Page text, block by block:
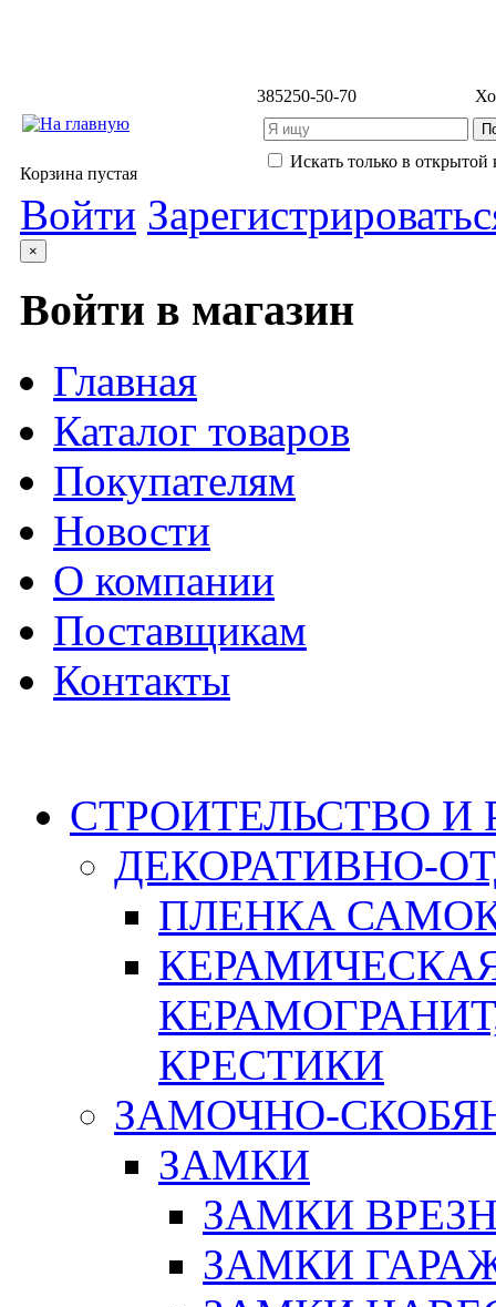
385250-50-70
Искать только в открытой
Корзина пустая
Войти
×
Войти в магазин
Главная
Каталог товаров
Покупателям
Новости
О компании
Поставщикам
Контакты
СТРОИТЕЛЬСТВО И
ДЕКОРАТИВНО-
ПЛЕНКА
КРЕСТИКИ
ЗАМОЧНО-
ЗАМКИ
ЗАМКИ
ЗАМКИ